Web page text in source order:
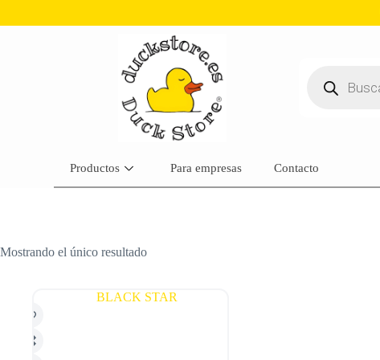
Productos Para empresas Contacto
Mostrando el único resultado